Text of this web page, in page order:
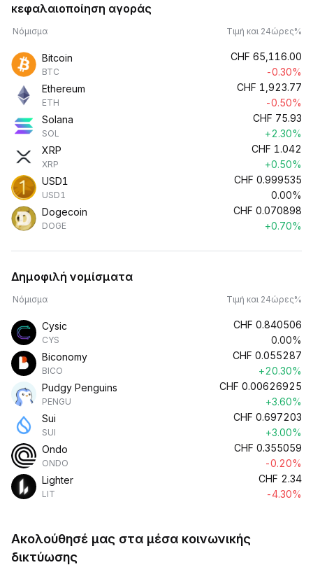
κεφαλαιοποίηση αγοράς
Νόμισμα Τιμή και 24ώρες%
Bitcoin
BTC
CHF 65,116.00
-0.30%
Ethereum
ETH
CHF 1,923.77
-0.50%
Solana
SOL
CHF 75.93
+2.30%
XRP
XRP
CHF 1.042
+0.50%
USD1
USD1
CHF 0.999535
0.00%
Dogecoin
DOGE
CHF 0.070898
+0.70%
Δημοφιλή νομίσματα
Νόμισμα Τιμή και 24ώρες%
Cysic
CYS
CHF 0.840506
0.00%
Biconomy
BICO
CHF 0.055287
+20.30%
Pudgy Penguins
PENGU
CHF 0.00626925
+3.60%
Sui
SUI
CHF 0.697203
+3.00%
Ondo
ONDO
CHF 0.355059
-0.20%
Lighter
LIT
CHF 2.34
-4.30%
Ακολούθησέ μας στα μέσα κοινωνικής
δικτύωσης